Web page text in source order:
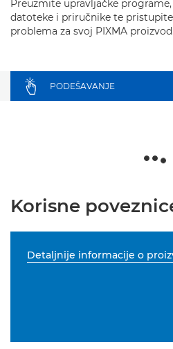
Preuzmite upravljačke
datoteke i priručnike te
problema za svoj PIXMA proizvod.
PODEŠAVANJE
Korisne
Detaljnije informacije o